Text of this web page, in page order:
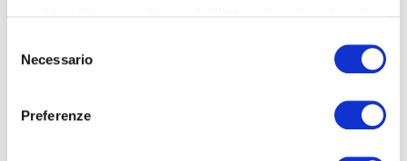
delNecessario
Preferenze